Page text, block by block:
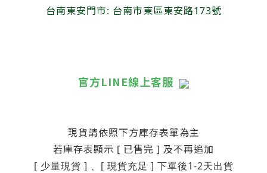
台南東安門市: 台南市東區東安路173號
官方LINE線上客服
現貨請依照下方庫存表單為主
若庫存表顯示 [ 已售完 ] 及不再追加
[ 少量現貨 ] 、[ 現貨充足 ] 下單後1-2天出貨